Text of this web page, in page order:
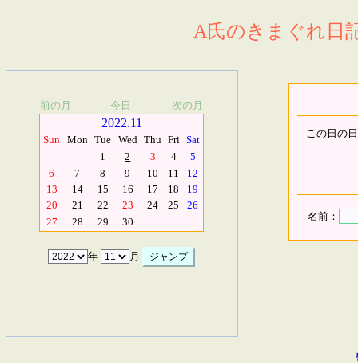
A氏のきまぐれ日
前の月 今日 次の月
2022.11
Sun Mon Tue Wed Thu Fri Sat
1
2 3 4
5
6
7 8 9 10 11
12
13
14 15 16 17 18
19
20
21 22 23 24 25
26
27
28 29 30
年 月
この日の
名前：